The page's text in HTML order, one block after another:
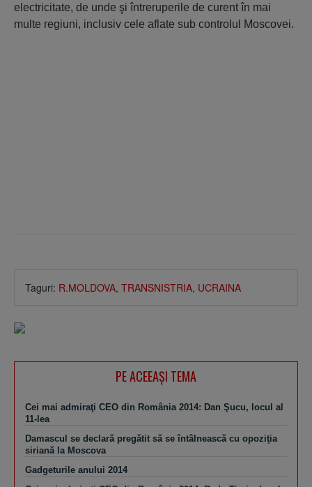
electricitate, de unde şi întreruperile de curent în mai
multe regiuni, inclusiv cele aflate sub controlul Moscovei.
Taguri: R.MOLDOVA, TRANSNISTRIA, UCRAINA
PE ACEEAŞI TEMA
Cei mai admiraţi CEO din România 2014: Dan Şucu, locul al
11-lea
Damascul se declară pregătit să se întâlnească cu opoziţia
siriană la Moscova
Gadgeturile anului 2014